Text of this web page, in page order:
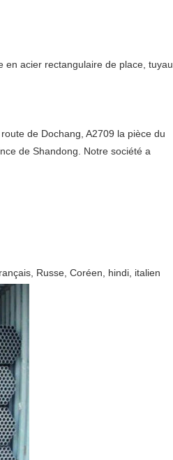
en acier rectangulaire de place, tuyau
de Dochang, A2709 la pièce du
de Shandong. Notre société a
Russe, Coréen, hindi, italien